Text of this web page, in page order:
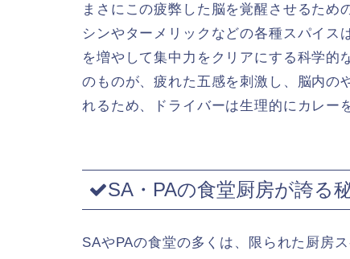
まさにこの疲弊した脳を覚醒させるため
シンやターメリックなどの各種スパイス
を増やして集中力をクリアにする科学的
のものが、疲れた五感を刺激し、脳内の
れるため、ドライバーは生理的にカレー
SA・PAの食堂厨房が誇る
SAやPAの食堂の多くは、限られた厨房